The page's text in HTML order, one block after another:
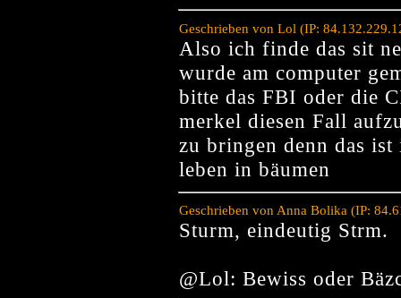
Geschrieben von Lol (IP:
Also ich finde das sit
wurde am computer
bitte das FBI oder die
merkel diesen Fall
zu bringen denn das
leben in bäumen
Geschrieben von Anna Bolika (IP:
Sturm, eindeutig Strm.
@Lol: Bewiss oder